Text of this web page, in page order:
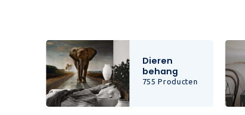
Dieren
behang
755 Producten